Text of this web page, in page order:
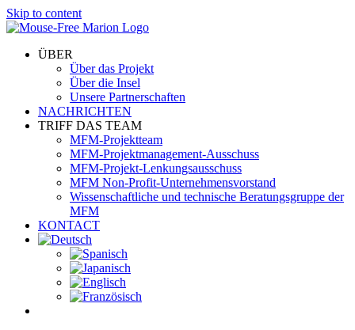
Skip to content
ÜBER
Über das Projekt
Über die Insel
Unsere Partnerschaften
NACHRICHTEN
TRIFF DAS TEAM
MFM-Projektteam
MFM-Projektmanagement-Ausschuss
MFM-Projekt-Lenkungsausschuss
MFM Non-Profit-Unternehmensvorstand
Wissenschaftliche und technische Beratungsgruppe der
MFM
KONTACT